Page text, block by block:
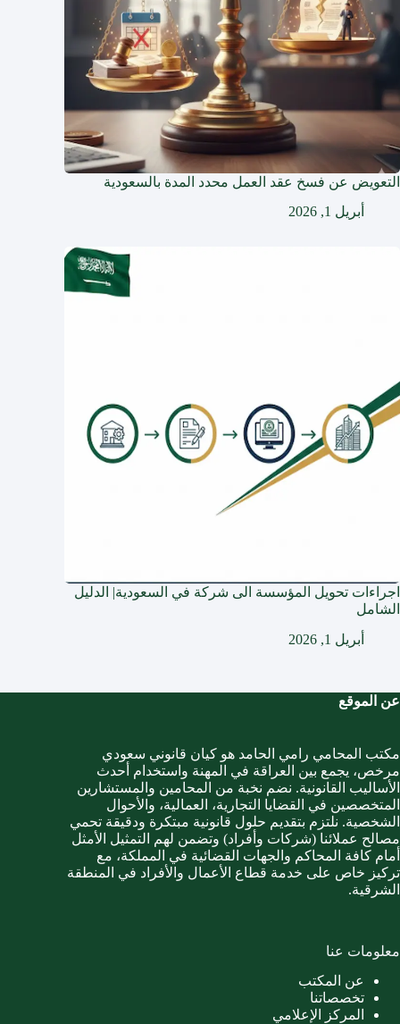
التعويض عن فسخ عقد العمل محدد المدة بالسعودية
أبريل 1, 2026
اجراءات تحويل المؤسسة الى شركة في السعودية| الدليل
الشامل
أبريل 1, 2026
عن الموقع
مكتب المحامي رامي الحامد هو كيان قانوني سعودي
مرخص، يجمع بين العراقة في المهنة واستخدام أحدث
الأساليب القانونية. نضم نخبة من المحامين والمستشارين
المتخصصين في القضايا التجارية، العمالية، والأحوال
الشخصية. نلتزم بتقديم حلول قانونية مبتكرة ودقيقة تحمي
مصالح عملائنا (شركات وأفراد) وتضمن لهم التمثيل الأمثل
أمام كافة المحاكم والجهات القضائية في المملكة، مع
تركيز خاص على خدمة قطاع الأعمال والأفراد في المنطقة
الشرقية.
معلومات عنا
عن المكتب
تخصصاتنا
المركز الإعلامي